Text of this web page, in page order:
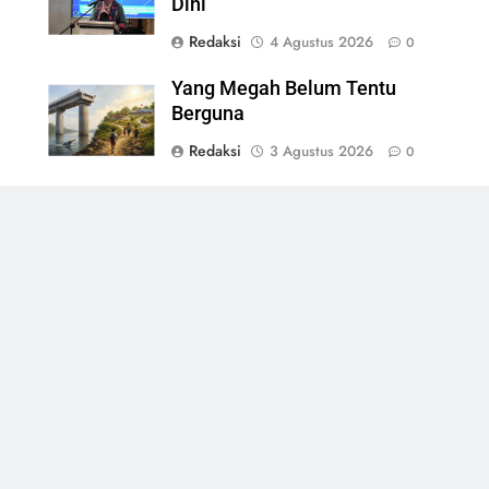
Dini
Redaksi
4 Agustus 2026 0
Yang Megah Belum Tentu
Berguna
Redaksi
3 Agustus 2026 0